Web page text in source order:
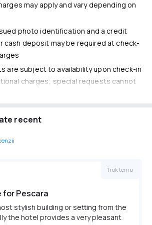
hours)
suplimentare
available
may apply and vary depending on
photo identification and a credit
cash deposit may be required at check-
are subject to availability upon check-in
charges; special requests cannot
this property include a carbon
a fire extinguisher, a smoke detector, a
a first aid kit
by the property may be translated
the following charges at the property.
recent
1 rok temu
for Pescara
stylish building or setting from the
the hotel provides a very pleasant